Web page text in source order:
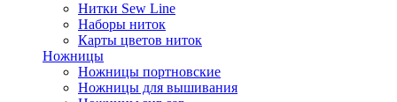
Нитки Sew Line
Наборы ниток
Карты цветов ниток
Ножницы
Ножницы портновские
Ножницы для вышивания